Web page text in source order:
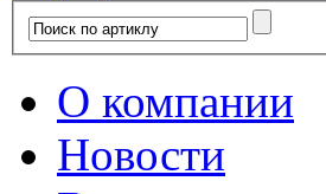
О компании
Новости